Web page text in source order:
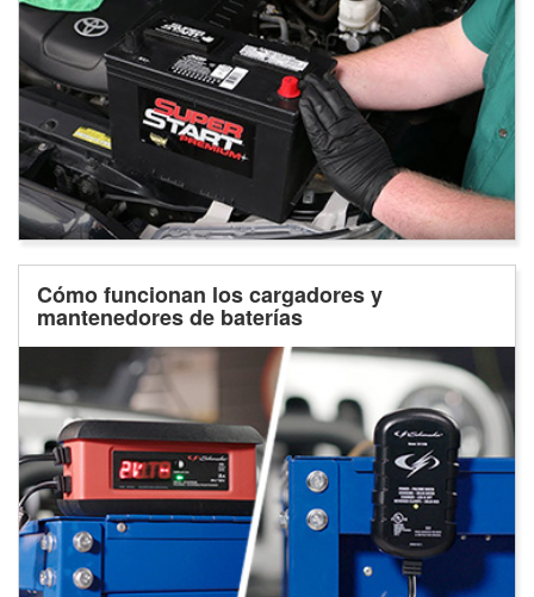
Cómo funcionan los cargadores y
mantenedores de baterías